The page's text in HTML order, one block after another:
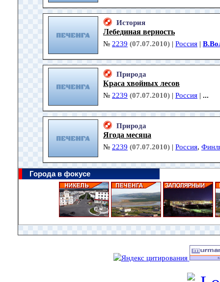
История
Лебединая верность
№ 2239 (07.07.2010) | Россия |
Природа
Краса хвойных лесов
№ 2239 (07.07.2010) | Россия | ...
Природа
Ягода месяца
№ 2239 (07.07.2010) | Россия,
Города в фокусе